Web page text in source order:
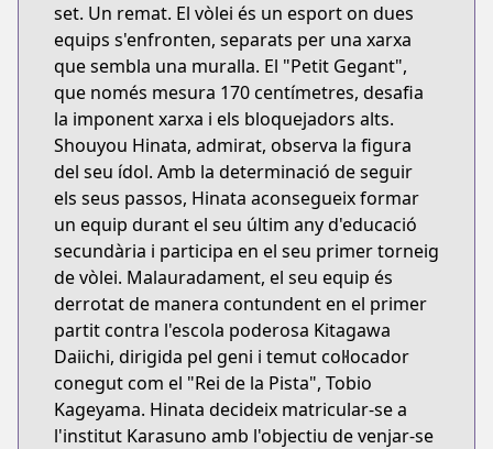
set. Un remat. El vòlei és un esport on dues
equips s'enfronten, separats per una xarxa
que sembla una muralla. El "Petit Gegant",
que només mesura 170 centímetres, desafia
la imponent xarxa i els bloquejadors alts.
Shouyou Hinata, admirat, observa la figura
del seu ídol. Amb la determinació de seguir
els seus passos, Hinata aconsegueix formar
un equip durant el seu últim any d'educació
secundària i participa en el seu primer torneig
de vòlei. Malauradament, el seu equip és
derrotat de manera contundent en el primer
partit contra l'escola poderosa Kitagawa
Daiichi, dirigida pel geni i temut col·locador
conegut com el "Rei de la Pista", Tobio
Kageyama. Hinata decideix matricular-se a
l'institut Karasuno amb l'objectiu de venjar-se